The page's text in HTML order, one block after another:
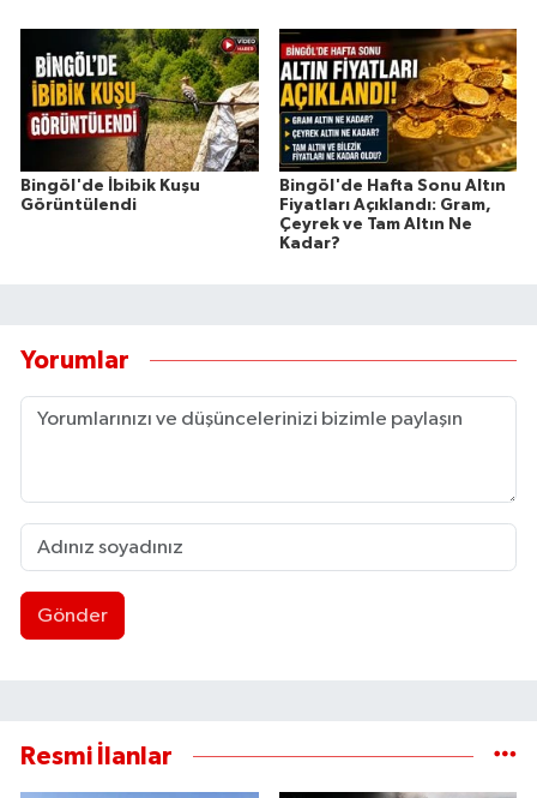
Bingöl'de İbibik Kuşu
Görüntülendi
Bingöl'de Hafta Sonu Altın
Fiyatları Açıklandı: Gram,
Çeyrek ve Tam Altın Ne
Kadar?
Yorumlar
Gönder
Resmi İlanlar